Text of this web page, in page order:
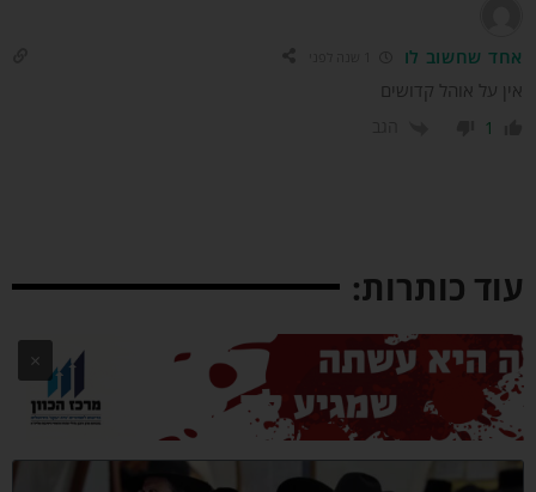
שחשוב לו 1 שנה לפני
על אוהל קדושים
כותרות:
×